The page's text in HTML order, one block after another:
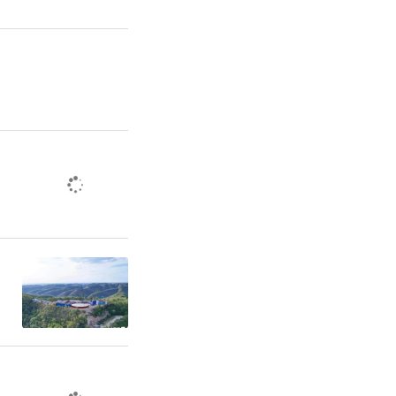
圈对接
签约投
策”事项
27个县
5个县